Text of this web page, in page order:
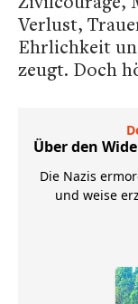
Verlust,
Ehrlichkeit
zeugt. Doch